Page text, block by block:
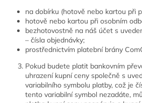
na dobírku (hotově nebo kartou při
hotově nebo kartou při osobním
bezhotovostně na náš účet s
– čísla objednávky;
prostřednictvím platební brány
Pokud budete platit bankovním
uhrazení kupní ceny společně s
variabilního symbolu platby, což je
tento variabilní symbol nezadáte,